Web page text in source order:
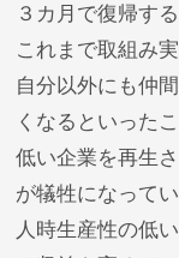
３カ月で復帰す
これまで取組み
自分以外にも仲
くなるといった
低い企業を再生
が犠牲になって
人時生産性の低